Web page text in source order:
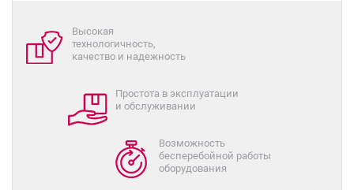
Высокая
технологичность,
качество и надежность
Простота в эксплуатации
и обслуживании
Возможность
бесперебойной работы
оборудования